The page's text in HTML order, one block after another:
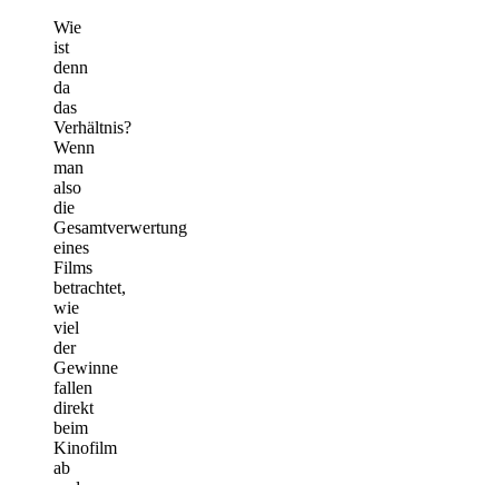
Wie
ist
denn
da
das
Verhältnis?
Wenn
man
also
die
Gesamtverwertung
eines
Films
betrachtet,
wie
viel
der
Gewinne
fallen
direkt
beim
Kinofilm
ab